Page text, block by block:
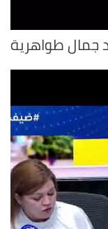
جمال طواهرية